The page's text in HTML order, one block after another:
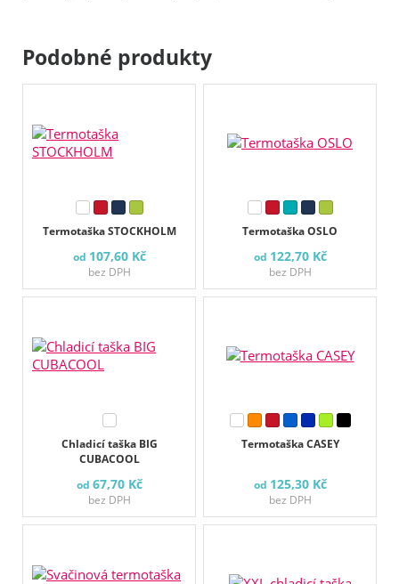
Podobné produkty
Termotaška STOCKHOLM
od 107,60 Kč
bez DPH
Termotaška OSLO
od 122,70 Kč
bez DPH
Chladicí taška BIG
CUBACOOL
od 67,70 Kč
bez DPH
Termotaška CASEY
od 125,30 Kč
bez DPH